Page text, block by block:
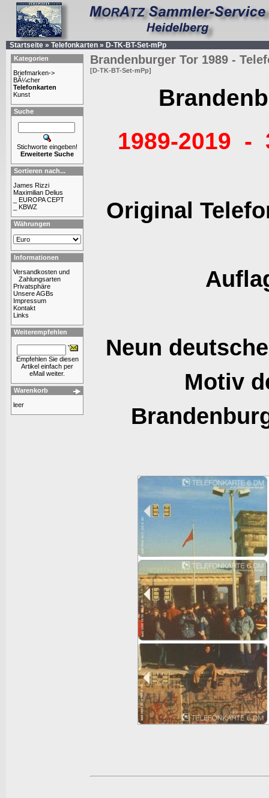
Startseite » Telefonkarten » D-TK-BT-Set-mPp
Kategorien
Briefmarken->
BÃ¼cher
Telefonkarten
Kunst
Suche
Stichworte eingeben!
Erweiterte Suche
Sortieren nach...
James Rizzi
Maximilian Delius
_ EUROPA CEPT
_ KBWZ
Währungen
Informationen
Versandkosten und
Zahlungsarten
Privatsphäre
Unsere AGBs
Impressum
Kontakt
Links
Weiterempfehlen
Empfehlen Sie diesen
Artikel einfach per
eMail weiter.
Warenkorb
leer
Brandenburger Tor 1989 -
[D-TK-BT-Set-mPp]
1989-2019 -
Original
Neun
Motiv